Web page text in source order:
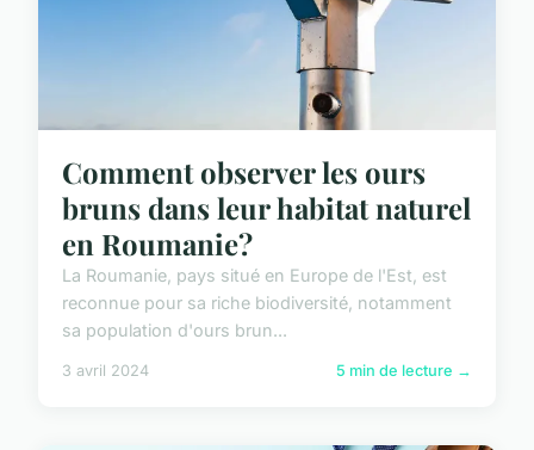
Comment observer les ours
bruns dans leur habitat naturel
en Roumanie?
La Roumanie, pays situé en Europe de l'Est, est
reconnue pour sa riche biodiversité, notamment
sa population d'ours brun...
3 avril 2024 5 min de lecture →